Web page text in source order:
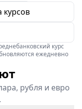
курсов
курс
ежедневно
рубля и евро